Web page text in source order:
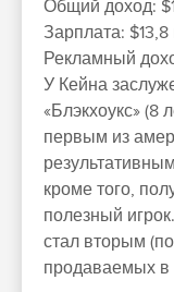
Общий доход:
Зарплата:
Рекламный
У Кейна
«Блэкхоукс» (8
первым из
кроме того,
полезный
стал вторым
продаваемых